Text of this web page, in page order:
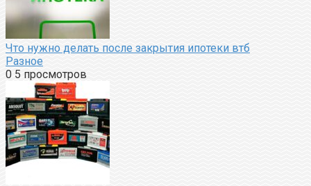
Что нужно делать после закрытия ипотеки втб
Разное
0 5 просмотров